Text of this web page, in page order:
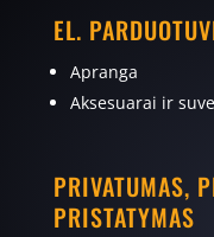
EL.
Apranga
Aksesuarai ir
PRIVATUMAS,
PRISTATYMAS